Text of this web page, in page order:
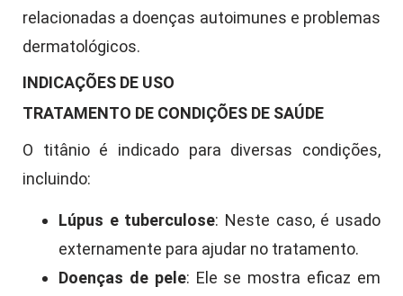
relacionadas a doenças autoimunes e problemas
dermatológicos.
INDICAÇÕES DE USO
TRATAMENTO DE CONDIÇÕES DE SAÚDE
O titânio é indicado para diversas condições,
incluindo:
Lúpus e tuberculose: Neste caso, é usado
externamente para ajudar no tratamento.
Doenças de pele: Ele se mostra eficaz em